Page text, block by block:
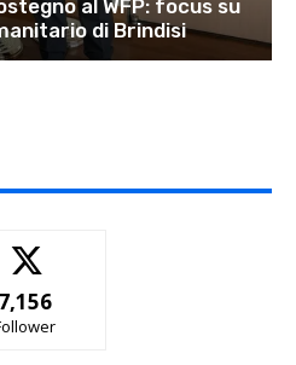
al WFP: focus su
di Brindisi
7,156